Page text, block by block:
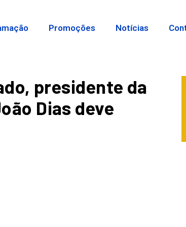
Promoções Notícias
presidente da
Dias deve